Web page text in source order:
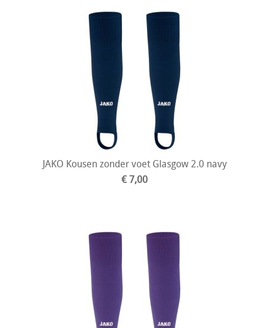
JAKO Kousen zonder voet Glasgow 2.0 navy
€ 7,00